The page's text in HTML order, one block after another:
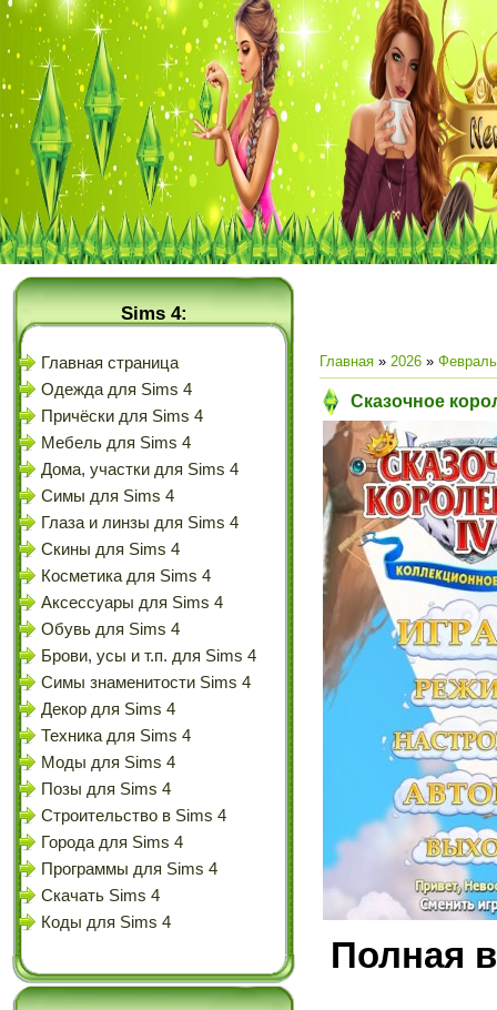
Sims 4:
Главная страница
Одежда для Sims 4
Причёски для Sims 4
Мебель для Sims 4
Дома, участки для Sims 4
Симы для Sims 4
Глаза и линзы для Sims 4
Скины для Sims 4
Косметика для Sims 4
Аксессуары для Sims 4
Обувь для Sims 4
Брови, усы и т.п. для Sims 4
Симы знаменитости Sims 4
Декор для Sims 4
Техника для Sims 4
Моды для Sims 4
Позы для Sims 4
Строительство в Sims 4
Города для Sims 4
Программы для Sims 4
Скачать Sims 4
Коды для Sims 4
Главная » 2026 » Февраль
Сказочное
Полная